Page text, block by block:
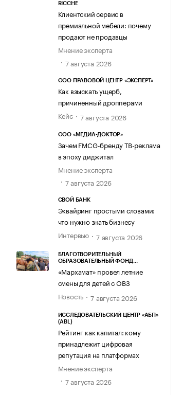
RICCHE
Клиентский сервис в
премиальной мебели: почему
продают не продавцы
Мнение эксперта
7 августа 2026
ООО ПРАВОВОЙ ЦЕНТР «ЭКСПЕРТ»
Как взыскать ущерб,
причиненный дропперами
Кейс
7 августа 2026
ООО «МЕДИА-ДОКТОР»
Зачем FMCG-бренду ТВ-реклама
в эпоху диджитал
Мнение эксперта
7 августа 2026
СВОЙ БАНК
Эквайринг простыми словами:
что нужно знать бизнесу
Интервью
7 августа 2026
БЛАГОТВОРИТЕЛЬНЫЙ
ОБРАЗОВАТЕЛЬНЫЙ ФОНД
«Мархамат» провел летние
смены для детей с ОВЗ
Новость
7 августа 2026
ИССЛЕДОВАТЕЛЬСКИЙ ЦЕНТР «АБП»
(ABL)
Рейтинг как капитал: кому
принадлежит цифровая
репутация на платформах
Мнение эксперта
7 августа 2026